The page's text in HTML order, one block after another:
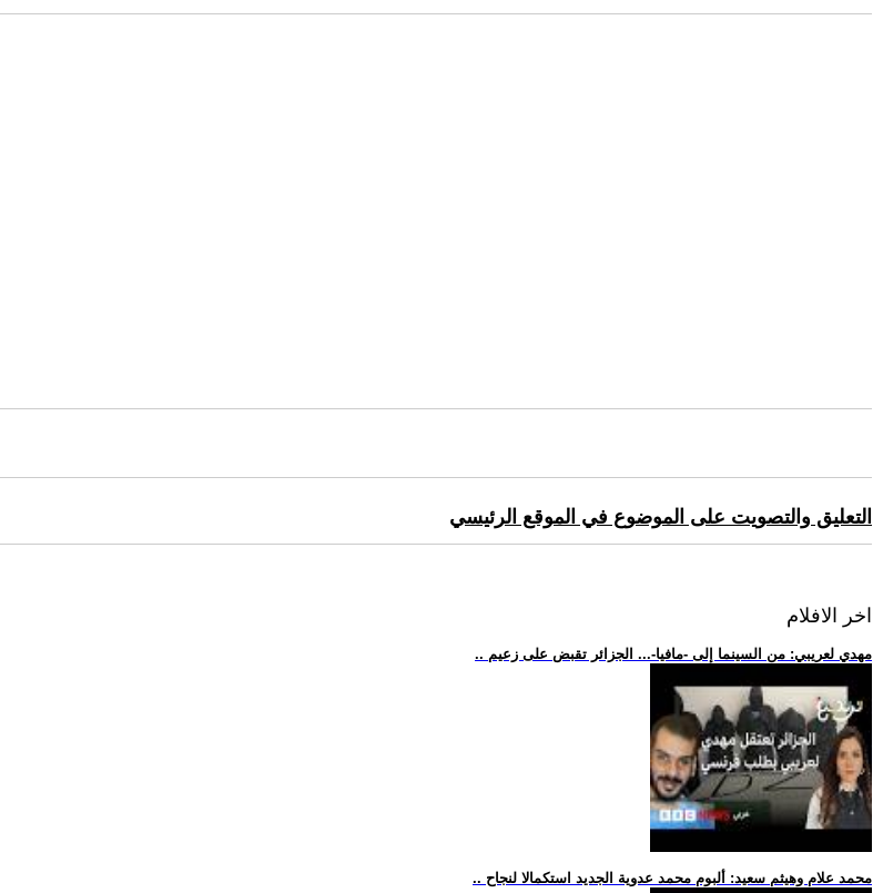
التعليق والتصويت على الموضوع في الموقع الرئيسي
اخر الافلام
.. مهدي لعريبي: من السينما إلى -مافيا-... الجزائر تقبض على زعيم
.. محمد علام وهيثم سعيد: ألبوم محمد عدوية الجديد استكمالا لنجاح